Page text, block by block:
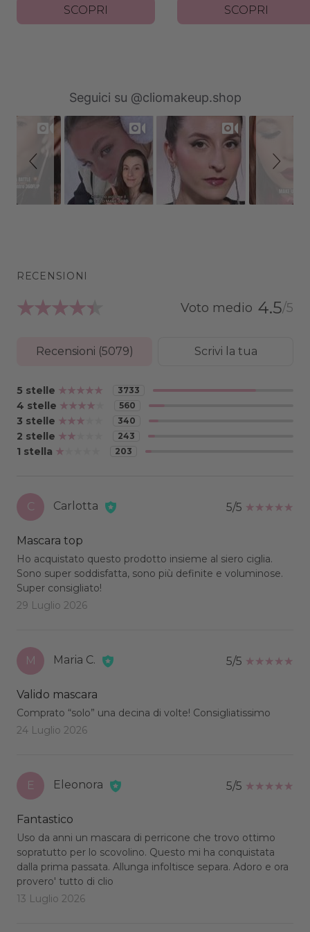
SCOPRI SCOPRI
Seguici su @cliomakeup.shop
Recensioni (5079)
5 stelle 3733
4 stelle 560
3 stelle 340
2 stelle 243
1 stella 203
C Carlotta 5/5
Mascara top
Ho acquistato questo prodotto insieme al siero ciglia.
Sono super soddisfatta, sono più definite e voluminose.
Super consigliato!
29 Luglio 2026
M Maria C. 5/5
Valido mascara
Comprato “solo” una decina di volte! Consigliatissimo
24 Luglio 2026
E Eleonora 5/5
Fantastico
Uso da anni un mascara di perricone che trovo ottimo
sopratutto per lo scovolino. Questo mi ha conquistata
dalla prima passata. Allunga infoltisce separa. Adoro e ora
provero' tutto di clio
13 Luglio 2026
Scrivi la tua
RECENSIONI
4.5